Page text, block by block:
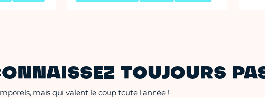
TOUJOURS
mais qui valent le coup toute l'année !